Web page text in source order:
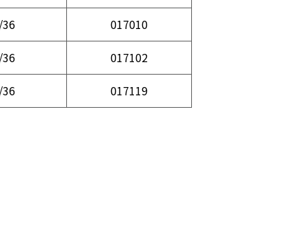
017010
017102
017119